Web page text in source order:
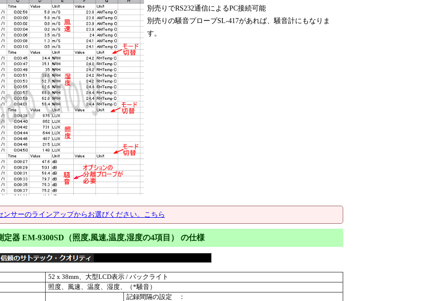
別売りでRS232通信によるPC接続可能
別売りの騒音プローブSL-417があれば、騒音計にもなりま
す。
ンサーのラインアップからお選びください。こちら
定器 EM-9300SD（照度,風速,温度,湿度の4項目） の仕様
52 x 38mm、大型LCD表示 / バックライト
照度、風速、温度、湿度、（*騒音）
記録間隔の設定 ：